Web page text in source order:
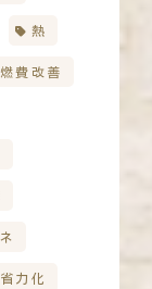
熱
燃費改善
省力化